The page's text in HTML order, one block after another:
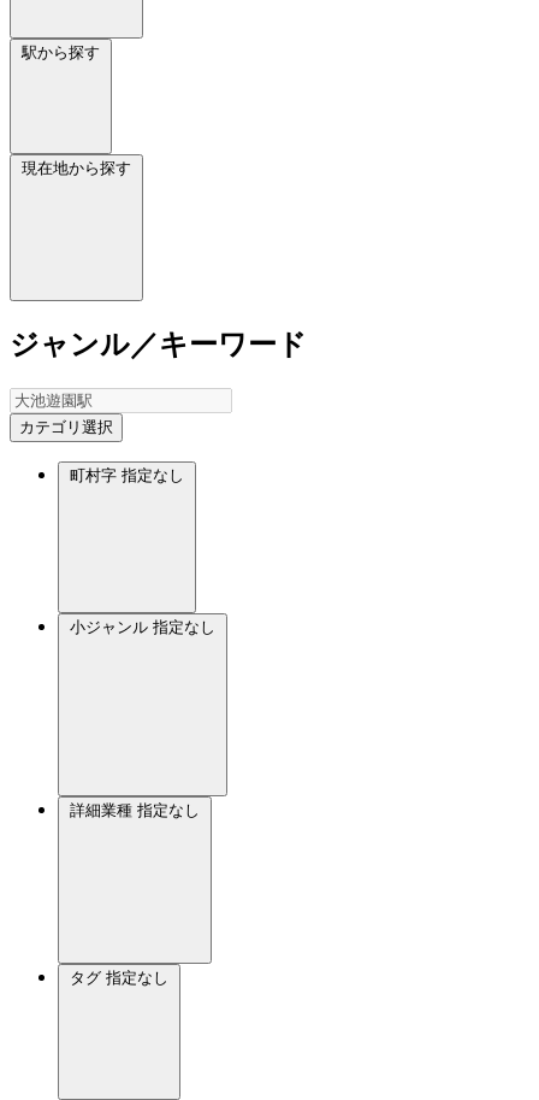
駅から探す
現在地から探す
ジャンル／キーワード
カテゴリ選択
町村字 指定なし
小ジャンル 指定なし
詳細業種 指定なし
タグ 指定なし